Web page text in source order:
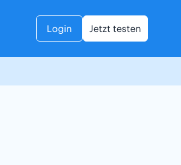
Login Jetzt testen